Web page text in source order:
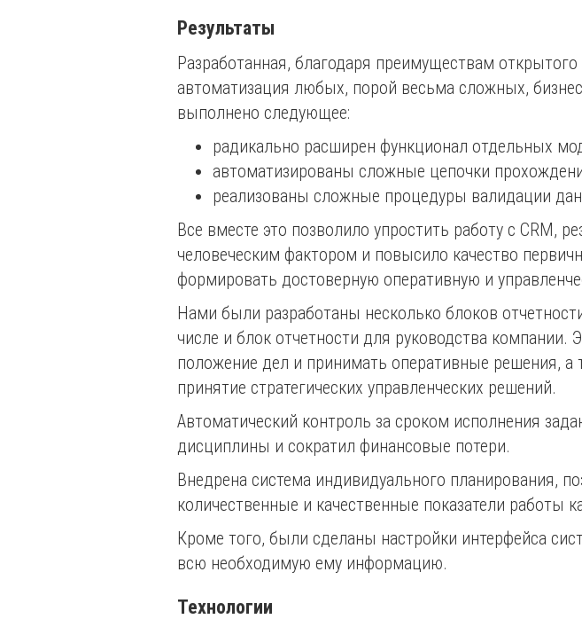
Результаты
Разработанная, благодаря преимуществам
автоматизация любых, порой весьма сложных,
выполнено следующее:
радикально расширен функционал отдельных
автоматизированы сложные цепочки
реализованы сложные процедуры валидации
Все вместе это позволило упростить работу с CRM,
человеческим фактором и повысило качество
формировать достоверную оперативную и
Нами были разработаны несколько блоков
числе и блок отчетности для руководства
положение дел и принимать оперативные решения, а
принятие стратегических управленческих решений.
Автоматический контроль за сроком исполнения
дисциплины и сократил финансовые потери.
Внедрена система индивидуального планирования,
количественные и качественные показатели работы
Кроме того, были сделаны настройки интерфейса
всю необходимую ему информацию.
Технологии